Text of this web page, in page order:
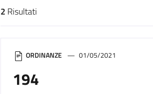
Risultati di ricerca
2 Risultati
ORDINANZE 01/05/2021
194